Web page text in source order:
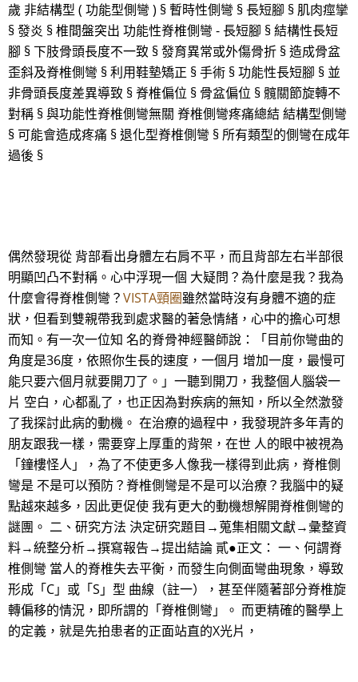
歲 非結構型 ( 功能型側彎 ) § 暫時性側彎 § 長短腳 § 肌肉痙攣
§ 發炎 § 椎間盤突出 功能性脊椎側彎 - 長短腳 § 結構性長短
腳 § 下肢骨頭長度不一致 § 發育異常或外傷骨折 § 造成骨盆
歪斜及脊椎側彎 § 利用鞋墊矯正 § 手術 § 功能性長短腳 § 並
非骨頭長度差異導致 § 脊椎偏位 § 骨盆偏位 § 髖關節旋轉不
對稱 § 與功能性脊椎側彎無關 脊椎側彎疼痛總結 結構型側彎
§ 可能會造成疼痛 § 退化型脊椎側彎 § 所有類型的側彎在成年
過後 §
偶然發現從 背部看出身體左右肩不平，而且背部左右半部很
明顯凹凸不對稱。心中浮現一個 大疑問？為什麼是我？我為
什麼會得脊椎側彎？VISTA頸圈雖然當時沒有身體不適的症
狀，但看到雙親帶我到處求醫的著急情緒，心中的擔心可想
而知。有一次一位知 名的脊骨神經醫師說：「目前你彎曲的
角度是36度，依照你生長的速度，一個月 增加一度，最慢可
能只要六個月就要開刀了。」一聽到開刀，我整個人腦袋一
片 空白，心都亂了，也正因為對疾病的無知，所以全然激發
了我探討此病的動機。 在治療的過程中，我發現許多年青的
朋友跟我一樣，需要穿上厚重的背架，在世 人的眼中被視為
「鐘樓怪人」，為了不使更多人像我一樣得到此病，脊椎側
彎是 不是可以預防？脊椎側彎是不是可以治療？我腦中的疑
點越來越多，因此更促使 我有更大的動機想解開脊椎側彎的
謎團。 二、研究方法 決定研究題目→蒐集相關文獻→彙整資
料→統整分析→撰寫報告→提出結論 貳●正文： 一、何謂脊
椎側彎 當人的脊椎失去平衡，而發生向側面彎曲現象，導致
形成「C」或「S」型 曲線（註一），甚至伴隨著部分脊椎旋
轉偏移的情況，即所謂的「脊椎側彎」。 而更精確的醫學上
的定義，就是先拍患者的正面站直的X光片，